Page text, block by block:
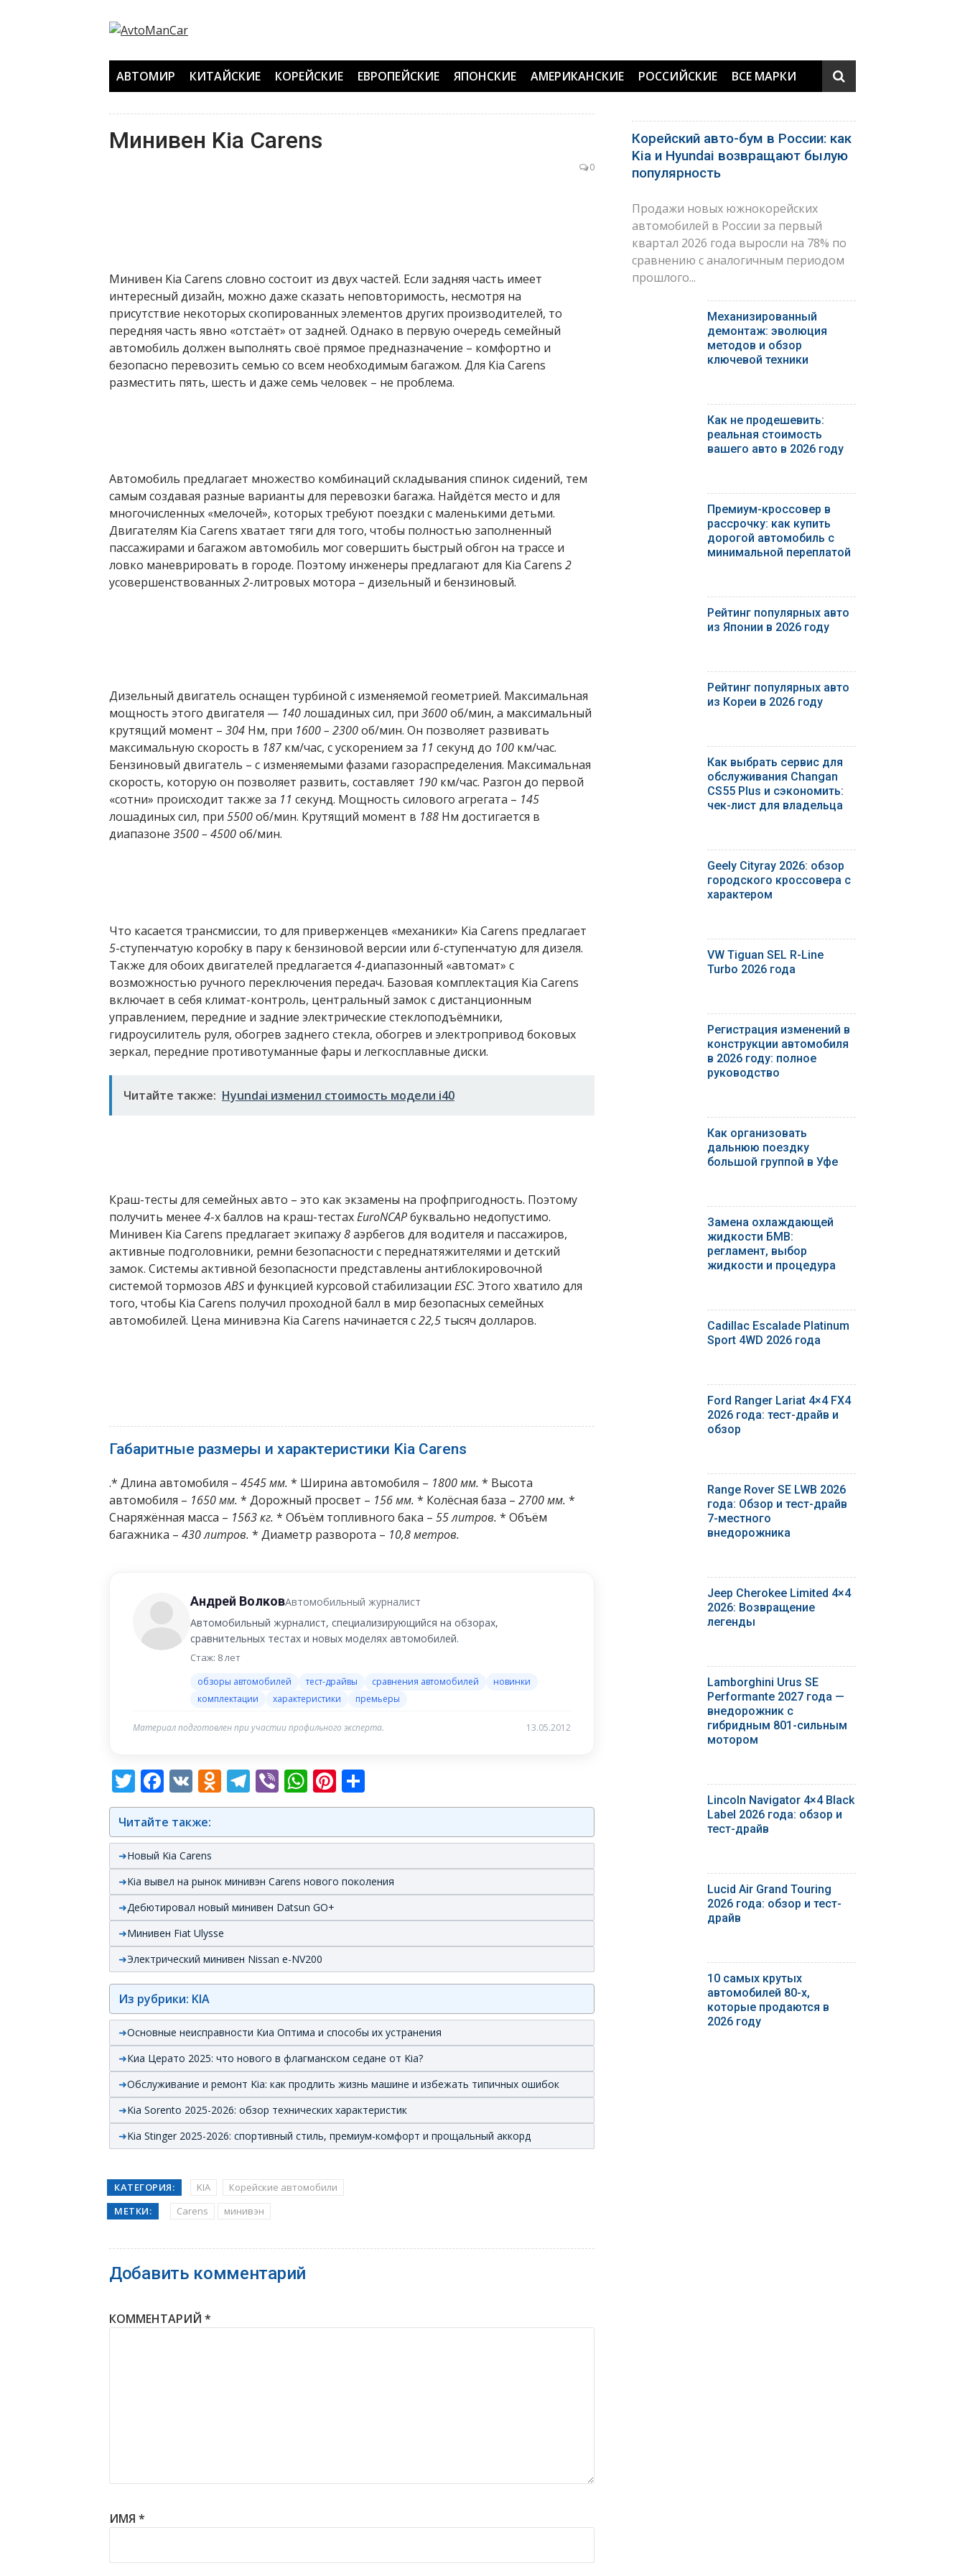
АВТОМИР КИТАЙСКИЕ КОРЕЙСКИЕ ЕВРОПЕЙСКИЕ ЯПОНСКИЕ АМЕРИКАНСКИЕ РОССИЙСКИЕ ВСЕ МАРКИ
Минивен Kia Carens
0
Минивен Kia Carens словно состоит из двух частей. Если задняя часть имеет
интересный дизайн, можно даже сказать неповторимость, несмотря на
присутствие некоторых скопированных элементов других производителей, то
передняя часть явно «отстаёт» от задней. Однако в первую очередь семейный
автомобиль должен выполнять своё прямое предназначение – комфортно и
безопасно перевозить семью со всем необходимым багажом. Для Kia Carens
разместить пять, шесть и даже семь человек – не проблема.
Автомобиль предлагает множество комбинаций складывания спинок сидений, тем
самым создавая разные варианты для перевозки багажа. Найдётся место и для
многочисленных «мелочей», которых требуют поездки с маленькими детьми.
Двигателям Kia Carens хватает тяги для того, чтобы полностью заполненный
пассажирами и багажом автомобиль мог совершить быстрый обгон на трассе и
ловко маневрировать в городе. Поэтому инженеры предлагают для Kia Carens 2
усовершенствованных2-литровых мотора – дизельный и бензиновый.
Дизельный двигатель оснащен турбиной с изменяемой геометрией. Максимальная
мощность этого двигателя — 140лошадиных сил, при 3600об/мин, а максимальный
крутящий момент – 304 Нм, при 1600 – 2300об/мин. Он позволяет развивать
максимальную скорость в 187 км/час, с ускорением за 11 секунд до 100 км/час.
Бензиновый двигатель – с изменяемыми фазами газораспределения. Максимальная
скорость, которую он позволяет развить, составляет 190 км/час. Разгон до первой
«сотни» происходит также за 11 секунд. Мощность силового агрегата – 145
лошадиных сил, при 5500об/мин. Крутящий момент в 188 Нм достигается в
диапазоне 3500 – 4500об/мин.
Что касается трансмиссии, то для приверженцев «механики» Kia Carens предлагает
5-ступенчатую коробку в пару к бензиновой версии или 6-ступенчатую для дизеля.
Также для обоих двигателей предлагается 4-диапазонный «автомат» с
возможностью ручного переключения передач. Базовая комплектация Kia Carens
включает в себя климат-контроль, центральный замок с дистанционным
управлением, передние и задние электрические стеклоподъёмники,
гидроусилитель руля, обогрев заднего стекла, обогрев и электропривод боковых
зеркал, передние противотуманные фары и легкосплавные диски.
Читайте также: Hyundai изменил стоимость модели i40
Краш-тесты для семейных авто – это как экзамены на профпригодность. Поэтому
получить менее 4-х баллов на краш-тестахEuroNCAPбуквально недопустимо.
Минивен Kia Carens предлагает экипажу8аэрбегов для водителя и пассажиров,
активные подголовники, ремни безопасности с переднатяжителями и детский
замок. Системы активной безопасности представлены антиблокировочной
системой тормозовABS и функцией курсовой стабилизации ESC. Этого хватило для
того, чтобы Kia Carens получил проходной балл в мир безопасных семейных
автомобилей. Цена минивэна Kia Carens начинается с22,5 тысяч долларов.
Габаритные размеры и характеристики Kia Carens
.* Длина автомобиля – 4545 мм. * Ширина автомобиля – 1800 мм. * Высота
автомобиля – 1650 мм. * Дорожный просвет – 156 мм. * Колёсная база – 2700 мм. *
Снаряжённая масса – 1563 кг. * Объём топливного бака – 55 литров. * Объём
багажника – 430 литров. * Диаметр разворота – 10,8 метров.
Андрей ВолковАвтомобильный журналист
Автомобильный журналист, специализирующийся на обзорах,
сравнительных тестах и новых моделях автомобилей.
Стаж: 8 лет
обзоры автомобилей тест-драйвы сравнения автомобилей
новинки
комплектации
характеристики премьеры
Материал подготовлен при участии профильного эксперта. 13.05.2012
Twitter
Facebook
VK Odnoklassniki
Telegram
ViberWhatsApp
Pinterest
Читайте также:
Новый Kia Carens
Kia вывел на рынок минивэн Carens нового поколения
Дебютировал новый минивен Datsun GO+
Минивен Fiat Ulysse
Электрический минивен Nissan e-NV200
Из рубрики: KIA
Основные неисправности Киа Оптима и способы их устранения
Киа Церато 2025: что нового в флагманском седане от Kia?
Обслуживание и ремонт Kia: как продлить жизнь машине и избежать типичных ошибок
Kia Sorento 2025-2026: обзор технических характеристик
Kia Stinger 2025-2026: спортивный стиль, премиум-комфорт и прощальный аккорд
КАТЕГОРИЯ: KIA
Корейские автомобили
МЕТКИ:
Carens минивэн
Добавить комментарий
КОММЕНТАРИЙ *
ИМЯ *
Корейский авто-бум в России: как
Kia и Hyundai возвращают былую
популярность
Продажи новых южнокорейских
автомобилей в России за первый
квартал 2026 года выросли на 78% по
сравнению с аналогичным периодом
прошлого...
Механизированный
демонтаж: эволюция
методов и обзор
ключевой техники
Как не продешевить:
реальная стоимость
вашего авто в 2026 году
Премиум-кроссовер в
рассрочку: как купить
дорогой автомобиль с
минимальной переплатой
Рейтинг популярных авто
из Японии в 2026 году
Рейтинг популярных авто
из Кореи в 2026 году
Как выбрать сервис для
обслуживания Changan
CS55 Plus и сэкономить:
чек-лист для владельца
Geely Cityray 2026: обзор
городского кроссовера с
характером
VW Tiguan SEL R-Line
Turbo 2026 года
Регистрация изменений в
конструкции автомобиля
в 2026 году: полное
руководство
Как организовать
дальнюю поездку
большой группой в Уфе
Замена охлаждающей
жидкости БМВ:
регламент, выбор
жидкости и процедура
Cadillac Escalade Platinum
Sport 4WD 2026 года
Ford Ranger Lariat 4×4 FX4
2026 года: тест-драйв и
обзор
Range Rover SE LWB 2026
года: Обзор и тест-драйв
7-местного
внедорожника
Jeep Cherokee Limited 4×4
2026: Возвращение
легенды
Lamborghini Urus SE
Performante 2027 года —
внедорожник с
гибридным 801-сильным
мотором
Lincoln Navigator 4×4 Black
Label 2026 года: обзор и
тест-драйв
Lucid Air Grand Touring
2026 года: обзор и тест-
драйв
10 самых крутых
автомобилей 80-х,
которые продаются в
2026 году